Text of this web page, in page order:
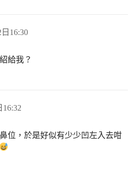
16:30
給我？
16:32
位，於是好似有少少凹左入去咁